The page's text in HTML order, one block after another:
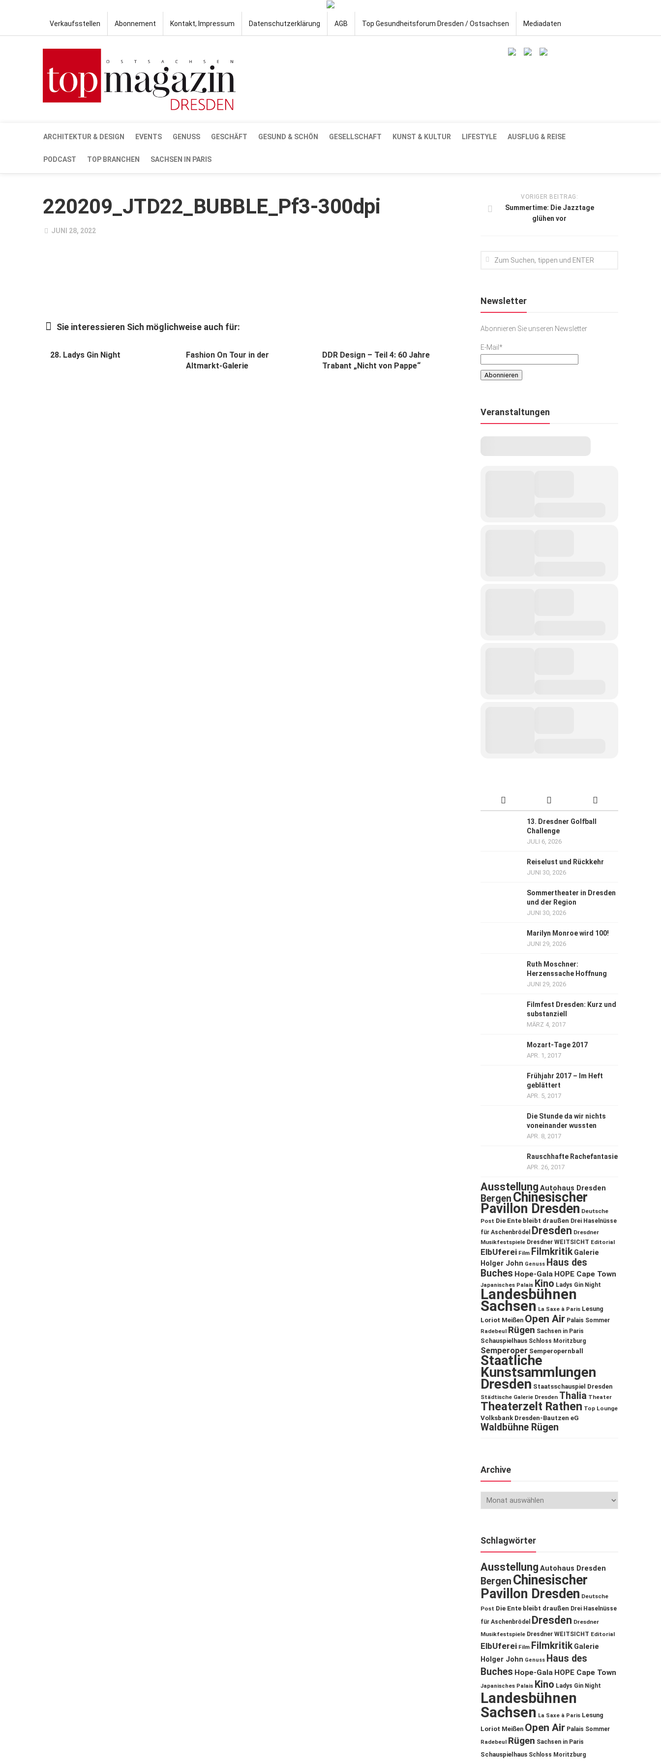
Verkaufsstellen Abonnement Kontakt, Impressum Datenschutzerklärung AGB Top Gesundheitsforum Dresden / Ostsachsen Mediadaten
ARCHITEKTUR & DESIGN EVENTS GENUSS GESCHÄFT GESUND & SCHÖN GESELLSCHAFT KUNST & KULTUR LIFESTYLE AUSFLUG & REISE
PODCAST TOP BRANCHEN SACHSEN IN PARIS
220209_JTD22_BUBBLE_Pf3-300dpi
JUNI 28, 2022
Sie interessieren Sich möglichweise auch für:
28. Ladys Gin Night
Fashion On Tour in der
Altmarkt-Galerie
DDR Design – Teil 4: 60 Jahre
Trabant „Nicht von Pappe“
VORIGER BEITRAG:
Summertime: Die Jazztage
glühen vor
Newsletter
Abonnieren Sie unseren Newsletter
E-Mail*
Veranstaltungen
13. Dresdner Golfball
Challenge
JULI 6, 2026
Reiselust und Rückkehr
JUNI 30, 2026
Sommertheater in Dresden
und der Region
JUNI 30, 2026
Marilyn Monroe wird 100!
JUNI 29, 2026
Ruth Moschner:
Herzenssache Hoffnung
JUNI 29, 2026
Filmfest Dresden: Kurz und
substanziell
MÄRZ 4, 2017
Mozart-Tage 2017
APR. 1, 2017
Frühjahr 2017 – Im Heft
geblättert
APR. 5, 2017
Die Stunde da wir nichts
voneinander wussten
APR. 8, 2017
Rauschhafte Rachefantasie
APR. 26, 2017
Ausstellung Autohaus Dresden
Bergen Chinesischer
Pavillon Dresden Deutsche
Post Die Ente bleibt draußen Drei Haselnüsse
für Aschenbrödel
Dresden Dresdner
Musikfestspiele Dresdner WEITSICHT Editorial
ElbUferei Film Filmkritik Galerie
Holger John Genuss Haus des
Buches Hope-Gala HOPE Cape Town
Japanisches Palais Kino Ladys Gin Night
Landesbühnen
Sachsen La Saxe à Paris Lesung
Loriot Meißen Open Air Palais Sommer
Radebeul Rügen Sachsen in Paris
Schauspielhaus Schloss Moritzburg
Semperoper Semperopernball
Staatliche
Kunstsammlungen
Dresden Staatsschauspiel Dresden
Städtische Galerie Dresden Thalia Theater
Theaterzelt Rathen Top Lounge
Volksbank Dresden-Bautzen eG
Waldbühne Rügen
Archive
Schlagwörter
Ausstellung Autohaus Dresden
Bergen Chinesischer
Pavillon Dresden Deutsche
Post Die Ente bleibt draußen Drei Haselnüsse
für Aschenbrödel
Dresden Dresdner
Musikfestspiele Dresdner WEITSICHT Editorial
ElbUferei Film Filmkritik Galerie
Holger John Genuss Haus des
Buches Hope-Gala HOPE Cape Town
Japanisches Palais Kino Ladys Gin Night
Landesbühnen
Sachsen La Saxe à Paris Lesung
Loriot Meißen Open Air Palais Sommer
Radebeul Rügen Sachsen in Paris
Schauspielhaus Schloss Moritzburg